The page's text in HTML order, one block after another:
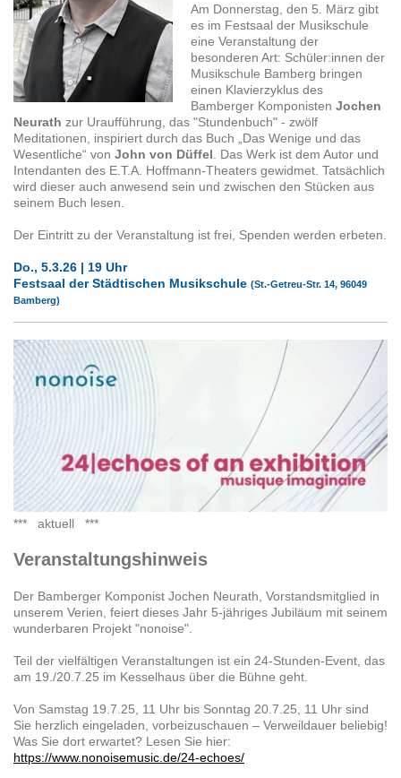
Am Donnerstag, den 5. März gibt
es im Festsaal der Musikschule
eine Veranstaltung der
besonderen Art: Schüler:innen der
Musikschule Bamberg bringen
einen Klavierzyklus des
Bamberger Komponisten Jochen
Neurath zur Uraufführung, das "Stundenbuch" - zwölf
Meditationen, inspiriert durch das Buch „Das Wenige und das
Wesentliche“ von John von Düffel . Das Werk ist dem Autor und
Intendanten des E.T.A. Hoffmann-Theaters gewidmet. Tatsächlich
wird dieser auch anwesend sein und zwischen den Stücken aus
seinem Buch lesen.
Der Eintritt zu der Veranstaltung ist frei, Spenden werden erbeten.
Do., 5.3.26 | 19 Uhr
Festsaal der Städtischen Musikschule (St.-Getreu-Str. 14, 96049
Bamberg)
*** aktuell ***
Veranstaltungshinweis
Der Bamberger Komponist Jochen Neurath, Vorstandsmitglied in
unserem Verien, feiert dieses Jahr 5-jähriges Jubiläum mit seinem
wunderbaren Projekt "nonoise".
Teil der vielfältigen Veranstaltungen ist ein 24-Stunden-Event, das
am 19./20.7.25 im Kesselhaus über die Bühne geht.
Von Samstag 19.7.25, 11 Uhr bis Sonntag 20.7.25, 11 Uhr sind
Sie herzlich eingeladen, vorbeizuschauen – Verweildauer beliebig!
Was Sie dort erwartet? Lesen Sie hier:
https://www.nonoisemusic.de/24-echoes/